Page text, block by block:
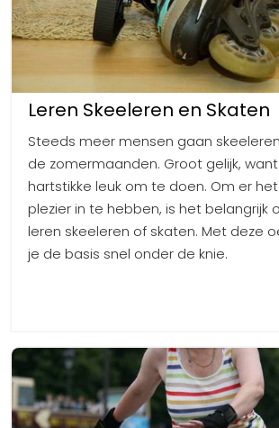
Interactieve plattegrond van Sneek
Winkelen in Sneek
Leren Skeeleren en Skaten
Steeds meer mensen gaan
de zomermaanden. Groot gelijk,
hartstikke leuk om te doen. Om er
plezier in te hebben, is het belangrijk
leren skeeleren of skaten. Met deze
je de basis snel onder de knie.